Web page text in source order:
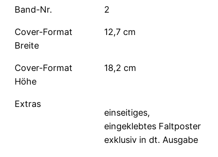
Band-Nr. 2
Cover-Format
Breite
12,7 cm
Cover-Format
Höhe
18,2 cm
Extras
einseitiges,
eingeklebtes Faltposter
exklusiv in dt. Ausgabe